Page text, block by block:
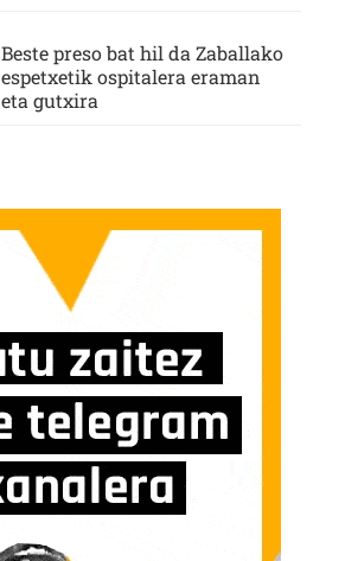
Beste preso bat hil da Zaballako
espetxetik ospitalera eraman
eta gutxira